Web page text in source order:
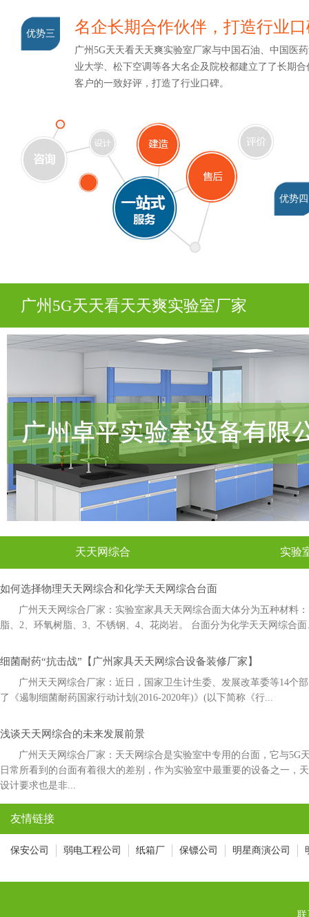
优势三 名企长期合作伙伴，打造行业
广州5G天天看天天爽实验室厂家与中国石油、中国医药
业大学、松下空调等各大名企及院校都建立了了长期合作
客户的一致好评，打造了行业口碑。
优势四
广州5G天天看天天爽实验室厂家
天天网综合 实验
如何选择物理天天网综合和化学天天网综合台面
广州天天网综合厂家：实验室家具天天网综合面大体分为五种材料：
脂、2、环氧树脂、3、不锈钢、4、花岗岩。 台面分为化学天天网综合面
细菌耐药“抗击战”【广州家具天天网综合设备装修厂家】
广州天天网综合厂家：近日，国家卫生计生委、发展改革委等14
了《遏制细菌耐药国家行动计划(2016-2020年)》(以下简称《行...
浅谈天天网综合的未来发展前景
广州天天网综合厂家：天天网综合是实验室中专用的台面，它与5G
日常所看到的台面有着很大的差别，作为实验室中最重要的设备之一，
设计要求也是非...
友情链接
保安公司 弱电工程公司 纸箱厂 保镖公司 明星商演公司
联